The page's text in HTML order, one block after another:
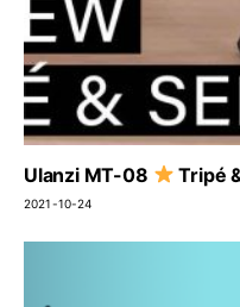
Ulanzi MT-08 Tripé
2021-10-24